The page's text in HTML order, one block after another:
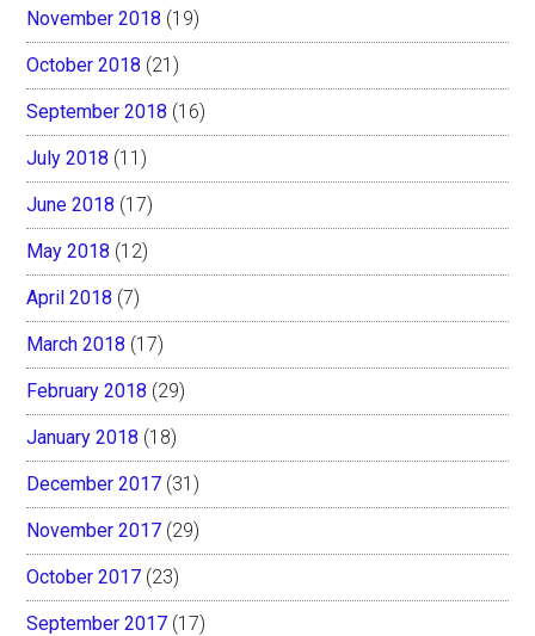
November 2018 (19)
October 2018 (21)
September 2018 (16)
July 2018 (11)
June 2018 (17)
May 2018 (12)
April 2018 (7)
March 2018 (17)
February 2018 (29)
January 2018 (18)
December 2017 (31)
November 2017 (29)
October 2017 (23)
September 2017 (17)